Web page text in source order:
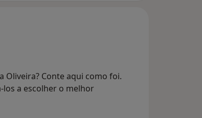
Oliveira? Conte aqui como foi.
a escolher o melhor